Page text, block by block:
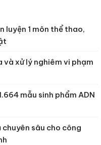
luyện 1 môn thể thao,
và xử lý nghiêm vi phạm
mẫu sinh phẩm ADN
sâu cho công